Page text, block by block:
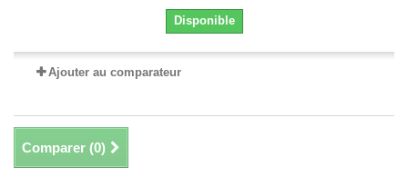
Disponible
Ajouter au comparateur
Comparer (0)